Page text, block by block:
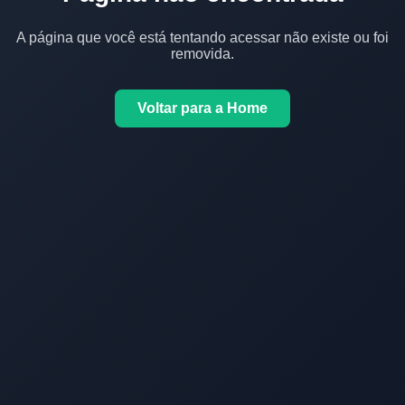
A página que você está tentando acessar não existe ou foi
removida.
Voltar para a Home